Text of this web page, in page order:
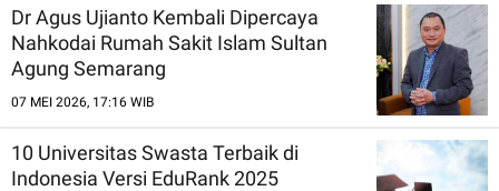
Dr Agus Ujianto Kembali Dipercaya
Nahkodai Rumah Sakit Islam Sultan
Agung Semarang
07 MEI 2026, 17:16 WIB
10 Universitas Swasta Terbaik di
Indonesia Versi EduRank 2025